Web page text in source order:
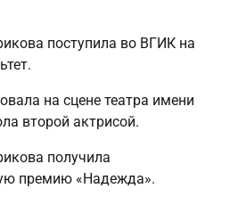
поступила во ВГИК на
на сцене театра имени
второй актрисой.
получила
премию «Надежда».